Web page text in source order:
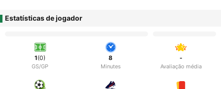
Estatísticas de jogador
1(0)
GS/GP
8
Minutes
-
Avaliação média